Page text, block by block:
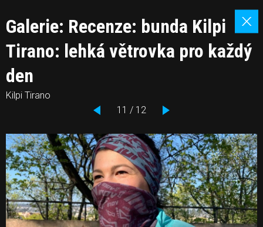
Galerie: Recenze: bunda Kilpi
Tirano: lehká větrovka pro každý
den
Kilpi Tirano
11 / 12